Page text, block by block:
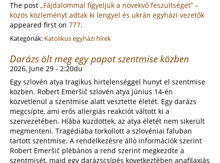
The post „Fájdalommal figyeljük a növekvő feszültséget” –
közös közleményt adtak ki lengyel és ukrán egyházi vezetők
appeared first on 777.
Kategóriák: Katolikus egyházi hírek
Darázs ölt meg egy papot szentmise közben
2026, June 29 - 2:20du
Egy szlovén atya tragikus hirtelenséggel hunyt el szentmise
közben. Robert Emeršič szlovén atya június 14-én
közvetlenül a szentmise alatt vesztette életét. Egy darázs
megcsípte, ami erős allergiás reakciót váltott ki a
szervezetében. Hiába küzdöttek, az atya életét nem sikerült
megmenteni. Tragédiába torkollott a szlovéniai faluban
tartott szentmise. A rendelkezésre álló információk szerint
Robert Emeršič plébános a rend szerint megkezdte a
szentmisét, majd egy darázscsípés következtében anafilaxiás